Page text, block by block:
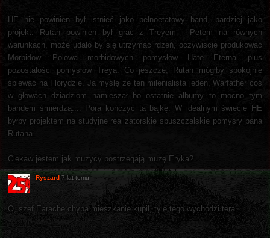
HE nie powinien był istnieć jako pełnoetatowy band, bardziej jako
projekt. Rutan powinien był grac z Treyem i Petem na równych
warunkach, może udało by się utrzymać rdzeń, oczywiscie produkować
Morbidow. Polowa morbidowych pomysłów Hate Eternal plus
pozostałości pomysłów Treya. Co jeszcze, Rutan mógłby spokojnie
śpiewać na Florydzie. Ja myślę ze ten milenialista jeden, Warfather coś
w głowach dziadziom namieszał bo ostatnie albumy to mocno tym
bandem śmierdzą.... Pora kończyć ta bajkę. W idealnym świecie HE
byłby projektem na studyjne realizatorskie spuszczalskie pomysły pana
Rutana.
Ciekaw jestem jak muzycy postrzegają muzę Eryka?
Ryszard 7 lat temu
O, szef Earache chyba mieszkanie kupil, tyle tego wychodzi tera...